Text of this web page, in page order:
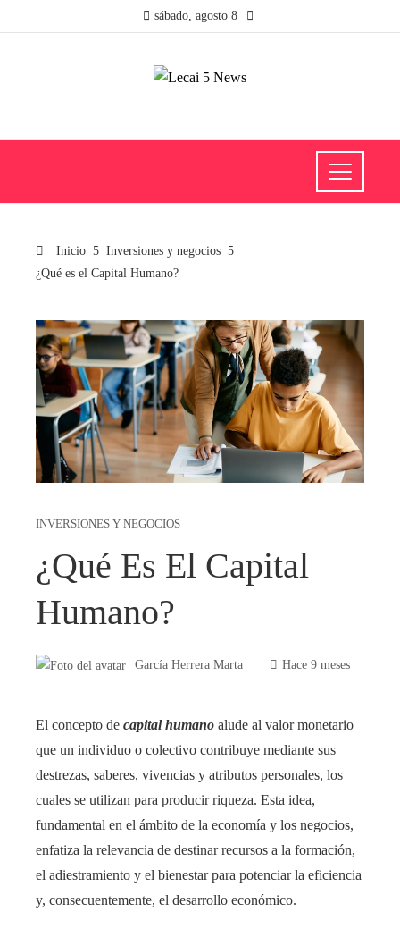
sábado, agosto 8
Inicio
Inversiones y negocios
¿Qué es el Capital Humano?
INVERSIONES Y NEGOCIOS
¿Qué Es El Capital
Humano?
García Herrera Marta Hace 9 meses
El concepto de capital humano alude al valor monetario
que un individuo o colectivo contribuye mediante sus
destrezas, saberes, vivencias y atributos personales, los
cuales se utilizan para producir riqueza. Esta idea,
fundamental en el ámbito de la economía y los negocios,
enfatiza la relevancia de destinar recursos a la formación,
el adiestramiento y el bienestar para potenciar la eficiencia
y, consecuentemente, el desarrollo económico.